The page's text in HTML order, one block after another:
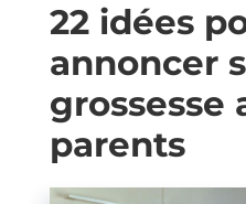
22 idées
annoncer
grossesse
parents